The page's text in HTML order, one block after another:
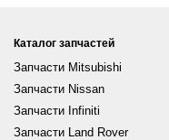
Каталог запчастей
Запчасти Mitsubishi
Запчасти Nissan
Запчасти Infiniti
Запчасти Land Rover